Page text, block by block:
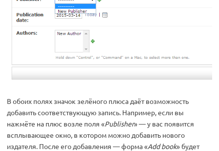
В обоих полях значок зелёного плюса даёт возможность
добавить соответствующую запись. Например, если вы
нажмёте на плюс возле поля «Publisher» — у вас появится
всплывающее окно, в котором можно добавить нового
издателя. После его добавления — форма «Add book» будет